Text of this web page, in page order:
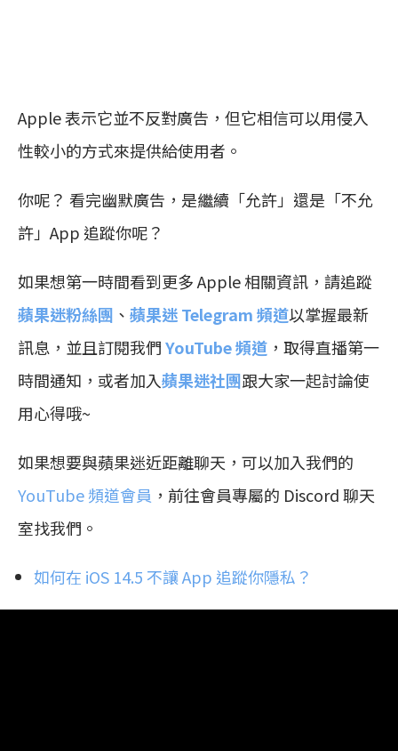
Apple 表示它並不反對廣告，但它相信可以用侵入
性較小的方式來提供給使用者。
你呢？ 看完幽默廣告，是繼續「允許」還是「不允
許」App 追蹤你呢？
如果想第一時間看到更多 Apple 相關資訊，請追蹤
蘋果迷粉絲團 、 蘋果迷 Telegram 頻道以掌握最新
訊息，並且訂閱我們YouTube 頻道 ，取得直播第一
時間通知，或者加入蘋果迷社團跟大家一起討論使
用心得哦~
如果想要與蘋果迷近距離聊天，可以加入我們的
YouTube 頻道會員 ，前往會員專屬的 Discord 聊天
室找我們。
如何在 iOS 14.5 不讓 App 追蹤你隱私？